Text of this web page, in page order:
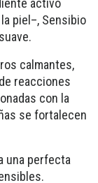
activo
piel–, Sensibio
calmantes,
reacciones
con la
se fortalecen
una perfecta